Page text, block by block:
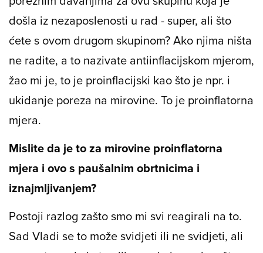
došla iz nezaposlenosti u rad - super, ali što
ćete s ovom drugom skupinom? Ako njima ništa
ne radite, a to nazivate antiinflacijskom mjerom,
žao mi je, to je proinflacijski kao što je npr. i
ukidanje poreza na mirovine. To je proinflatorna
mjera.
Mislite da je to za mirovine proinflatorna
mjera i ovo s paušalnim obrtnicima i
iznajmljivanjem?
Postoji razlog zašto smo mi svi reagirali na to.
Sad Vladi se to može svidjeti ili ne svidjeti, ali